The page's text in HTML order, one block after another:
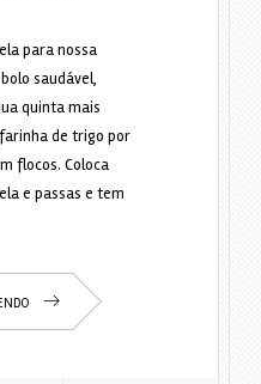
para nossa
saudável,
quinta mais
de trigo por
flocos. Coloca
e passas e tem